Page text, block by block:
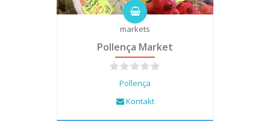
markets
Pollença Market
Pollença
Kontakt